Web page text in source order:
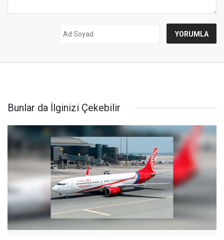
Bunlar da İlginizi Çekebilir